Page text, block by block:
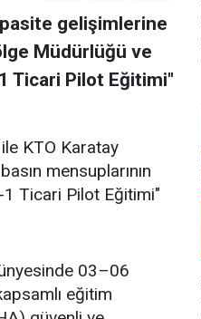
gelişimlerine
Müdürlüğü ve
Ticari Pilot Eğitimi"
KTO Karatay
mensuplarının
1 Ticari Pilot Eğitimi"
03–06
eğitim